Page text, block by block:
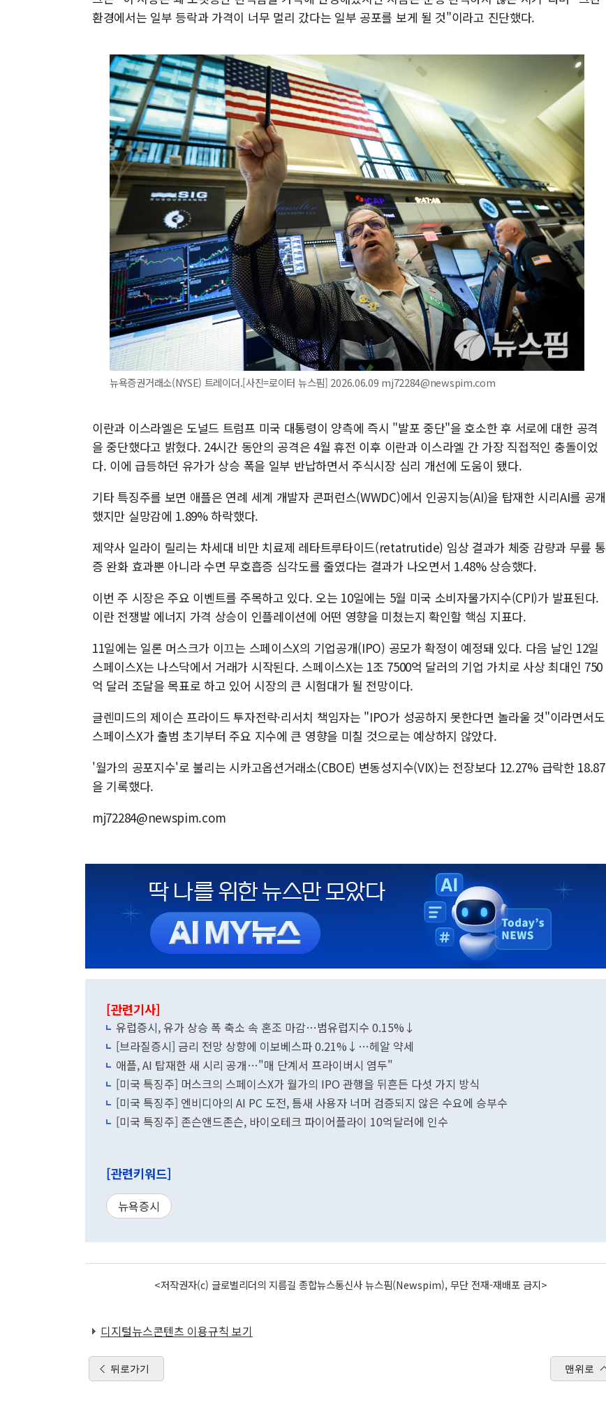
환경에서는 일부 등락과 가격이 너무 멀리 갔다는 일부 공포를 보게 될 것"이라고 진단했다.
뉴욕증권거래소(NYSE) 트레이더.[사진=로이터 뉴스핌] 2026.06.09 mj72284@newspim.com
이란과 이스라엘은 도널드 트럼프 미국 대통령이 양측에 즉시 "발포 중단"을 호소한 후 서로에 대한 공격
을 중단했다고 밝혔다. 24시간 동안의 공격은 4월 휴전 이후 이란과 이스라엘 간 가장 직접적인 충돌이었
다. 이에 급등하던 유가가 상승 폭을 일부 반납하면서 주식시장 심리 개선에 도움이 됐다.
기타 특징주를 보면 애플은 연례 세계 개발자 콘퍼런스(WWDC)에서 인공지능(AI)을 탑재한 시리AI를 공개
했지만 실망감에 1.89% 하락했다.
제약사 일라이 릴리는 차세대 비만 치료제 레타트루타이드(retatrutide) 임상 결과가 체중 감량과 무릎 통
증 완화 효과뿐 아니라 수면 무호흡증 심각도를 줄였다는 결과가 나오면서 1.48% 상승했다.
이번 주 시장은 주요 이벤트를 주목하고 있다. 오는 10일에는 5월 미국 소비자물가지수(CPI)가 발표된다.
이란 전쟁발 에너지 가격 상승이 인플레이션에 어떤 영향을 미쳤는지 확인할 핵심 지표다.
11일에는 일론 머스크가 이끄는 스페이스X의 기업공개(IPO) 공모가 확정이 예정돼 있다. 다음 날인 12일
스페이스X는 나스닥에서 거래가 시작된다. 스페이스X는 1조 7500억 달러의 기업 가치로 사상 최대인 750
억 달러 조달을 목표로 하고 있어 시장의 큰 시험대가 될 전망이다.
글렌미드의 제이슨 프라이드 투자전략·리서치 책임자는 "IPO가 성공하지 못한다면 놀라울 것"이라면서도
스페이스X가 출범 초기부터 주요 지수에 큰 영향을 미칠 것으로는 예상하지 않았다.
'월가의 공포지수'로 불리는 시카고옵션거래소(CBOE) 변동성지수(VIX)는 전장보다 12.27% 급락한 18.87
을 기록했다.
mj72284@newspim.com
[관련기사]
유럽증시, 유가 상승 폭 축소 속 혼조 마감…범유럽지수 0.15%↓
[브라질증시] 금리 전망 상향에 이보베스파 0.21%↓…헤알 약세
애플, AI 탑재한 새 시리 공개…"매 단계서 프라이버시 염두"
[미국 특징주] 머스크의 스페이스X가 월가의 IPO 관행을 뒤흔든 다섯 가지 방식
[미국 특징주] 엔비디아의 AI PC 도전, 틈새 사용자 너머 검증되지 않은 수요에 승부수
[미국 특징주] 존슨앤드존슨, 바이오테크 파이어플라이 10억달러에 인수
[관련키워드]
뉴욕증시
<저작권자(c) 글로벌리더의 지름길 종합뉴스통신사 뉴스핌(Newspim), 무단 전재-재배포 금지>
디지털뉴스콘텐츠 이용규칙 보기
뒤로가기 맨위로